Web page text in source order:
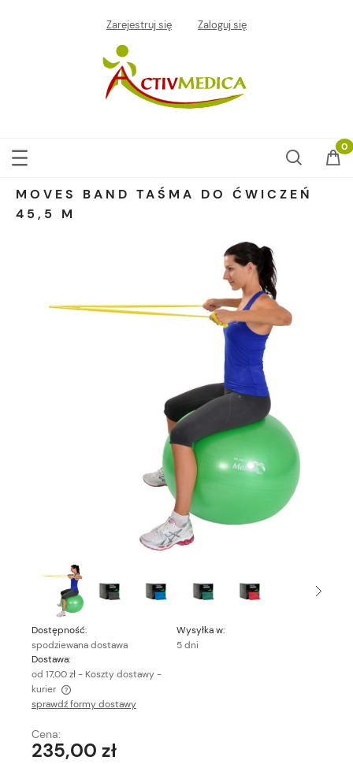
Zarejestruj się Zaloguj się
MOVES BAND TAŚMA DO ĆWICZEŃ
45,5 M
Dostępność:
spodziewana dostawa
Wysyłka w:
5 dni
Dostawa:
od 17,00 zł- Koszty dostawy -
kurier
Cena nie zawiera ewentualnych kosztów płatności
sprawdź formy dostawy
Cena:
235,00 zł